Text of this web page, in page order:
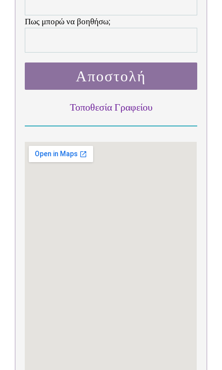
Πως μπορώ να βοηθήσω;
Τοποθεσία Γραφείου